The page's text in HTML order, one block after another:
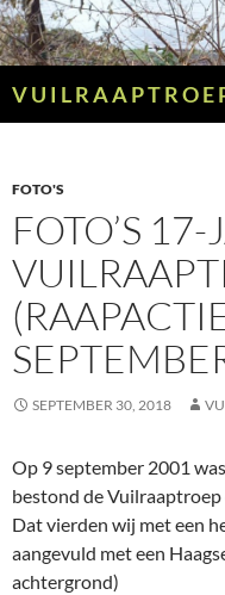
Ga
naar
de
inhoud
FOTO'S
FOTO’S
SEPTEMBER 30, 2018
Op 9 september 2001
bestond de
Dat vierden wij met een
aangevuld met een
achtergrond)